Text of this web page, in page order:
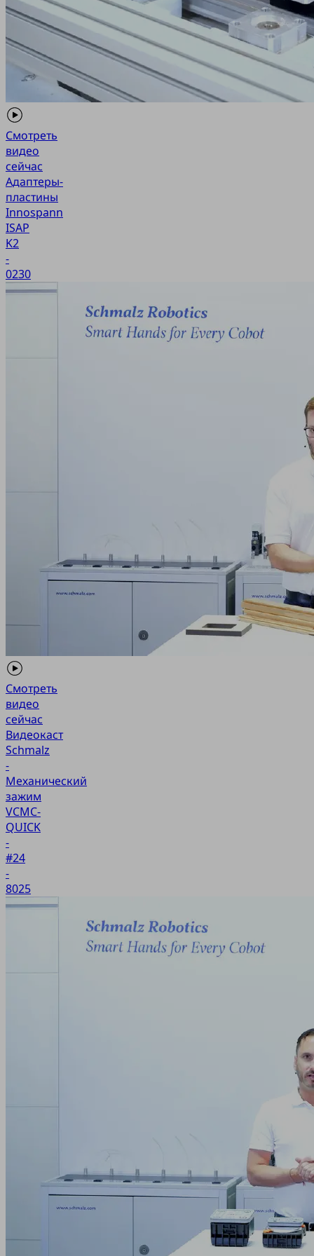
Смотреть
видео
сейчас
Адаптеры-
пластины
Innospann
ISAP
K2
-
0230
Смотреть
видео
сейчас
Видеокаст
Schmalz
-
Механический
зажим
VCMC-
QUICK
-
#24
-
8025